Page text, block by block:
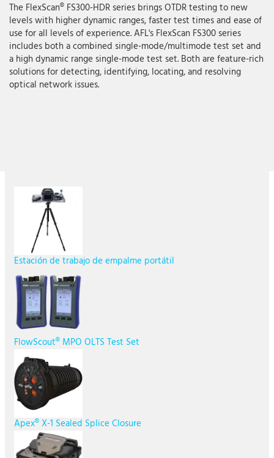
The FlexScan® FS300-HDR series brings OTDR testing to new
levels with higher dynamic ranges, faster test times and ease of
use for all levels of experience. AFL's FlexScan FS300 series
includes both a combined single-mode/multimode test set and
a high dynamic range single-mode test set. Both are feature-rich
solutions for detecting, identifying, locating, and resolving
optical network issues.
Estación de trabajo de empalme portátil
FlowScout® MPO OLTS Test Set
Apex® X-1 Sealed Splice Closure